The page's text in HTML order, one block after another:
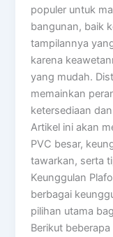
populer untuk
bangunan, baik
tampilannya
karena
yang mudah.
memainkan
ketersediaan
Artikel ini akan
PVC besar,
tawarkan, serta
Keunggulan
berbagai
pilihan utama
Berikut